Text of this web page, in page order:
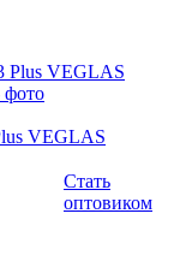
VEGLAS
Стать
оптовиком